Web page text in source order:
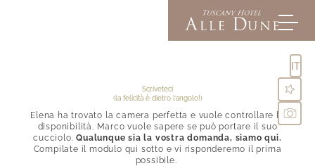
IT
Alle Dune
Scriveteci
(la felicità è dietro l’angolo!)
Elena ha trovato la camera perfetta e vuole controllare la
disponibilità. Marco vuole sapere se può portare il suo
cucciolo.Qualunque sia la vostra domanda, siamo qui.
Compilate il modulo qui sotto e vi risponderemo il prima
possibile.